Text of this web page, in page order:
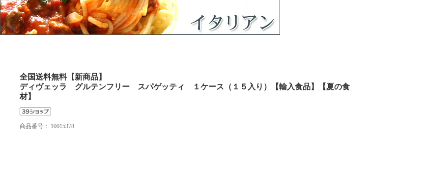
全国送料無料【新商品】
ディヴェッラ グルテンフリー スパゲッティ １ケース（１５入り）【輸入食品】【夏の食
材】
商品番号： 10015378